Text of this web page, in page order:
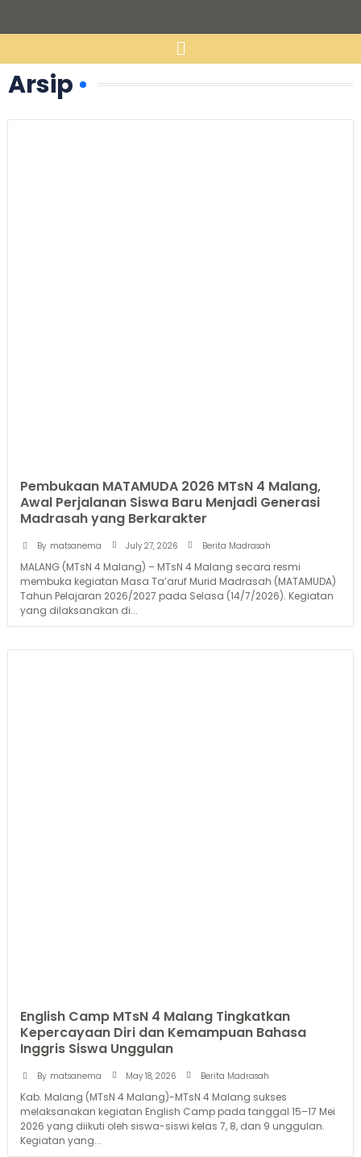
Arsip
Pembukaan MATAMUDA 2026 MTsN 4 Malang,
Awal Perjalanan Siswa Baru Menjadi Generasi
Madrasah yang Berkarakter
By matsanema July 27, 2026 Berita Madrasah
MALANG (MTsN 4 Malang) – MTsN 4 Malang secara resmi
membuka kegiatan Masa Ta’aruf Murid Madrasah (MATAMUDA)
Tahun Pelajaran 2026/2027 pada Selasa (14/7/2026). Kegiatan
yang dilaksanakan di...
English Camp MTsN 4 Malang Tingkatkan
Kepercayaan Diri dan Kemampuan Bahasa
Inggris Siswa Unggulan
By matsanema May 18, 2026 Berita Madrasah
Kab. Malang (MTsN 4 Malang)-MTsN 4 Malang sukses
melaksanakan kegiatan English Camp pada tanggal 15–17 Mei
2026 yang diikuti oleh siswa-siswi kelas 7, 8, dan 9 unggulan.
Kegiatan yang...